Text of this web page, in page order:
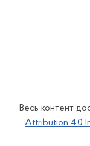
Весь контент
Attribution 4.0